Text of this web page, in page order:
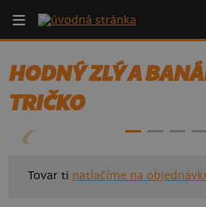
HODNÝ ZLÝ A
TRIČKO
- 30%
Tovar ti natlačíme na